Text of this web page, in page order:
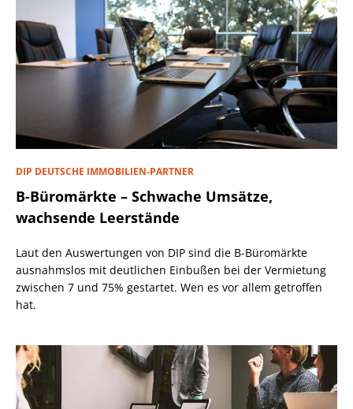
DIP DEUTSCHE IMMOBILIEN-PARTNER
B-Büromärkte – Schwache Umsätze,
wachsende Leerstände
Laut den Auswertungen von DIP sind die B-Büromärkte
ausnahmslos mit deutlichen Einbußen bei der Vermietung
zwischen 7 und 75% gestartet. Wen es vor allem getroffen
hat.